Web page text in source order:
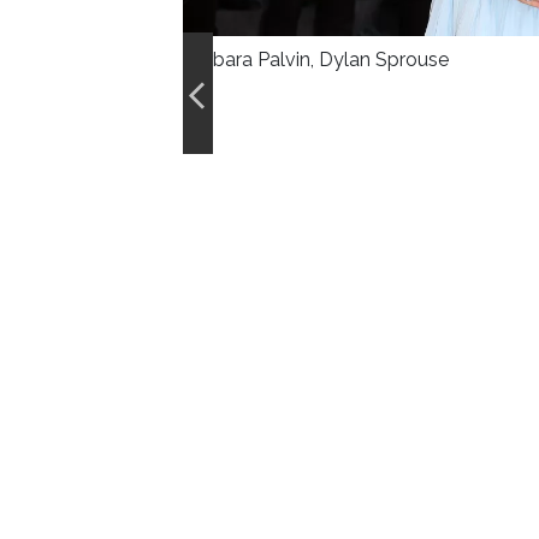
Barbara Palvin, Dylan Sprouse